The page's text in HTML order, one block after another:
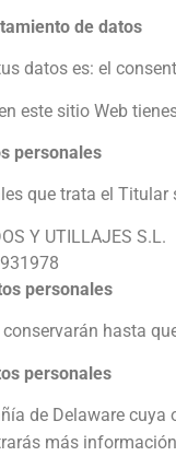
de datos
datos es: el
este sitio Web
personales
que trata el Titular
Y UTILLAJES S.L.
personales
hasta
personales
de Delaware
más